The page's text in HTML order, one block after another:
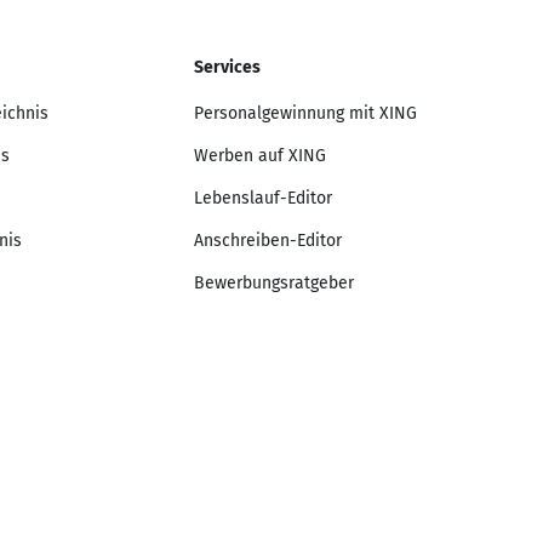
Services
Personalgewinnung mit XING
Werben auf XING
Lebenslauf-Editor
Anschreiben-Editor
Bewerbungsratgeber